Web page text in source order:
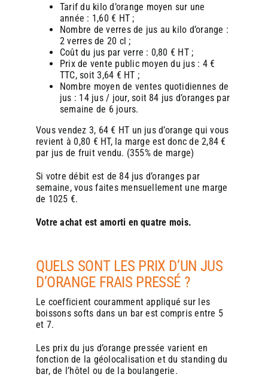
Tarif du kilo d’orange moyen sur une
année : 1,60 € HT ;
Nombre de verres de jus au kilo d’orange :
2 verres de 20 cl ;
Coût du jus par verre : 0,80 € HT ;
Prix de vente public moyen du jus : 4 €
TTC, soit 3,64 € HT ;
Nombre moyen de ventes quotidiennes de
jus : 14 jus / jour, soit 84 jus d’oranges par
semaine de 6 jours.
Vous vendez 3, 64 € HT un jus d’orange qui vous
revient à 0,80 € HT, la marge est donc de 2,84 €
par jus de fruit vendu. (355% de marge)
Si votre débit est de 84 jus d’oranges par
semaine, vous faites mensuellement une marge
de 1025 €.
Votre achat est amorti en quatre mois.
QUELS SONT LES PRIX D’UN JUS
D’ORANGE FRAIS PRESSÉ ?
Le coefficient couramment appliqué sur les
boissons softs dans un bar est compris entre 5
et 7.
Les prix du jus d’orange pressée varient en
fonction de la géolocalisation et du standing du
bar, de l’hôtel ou de la boulangerie.